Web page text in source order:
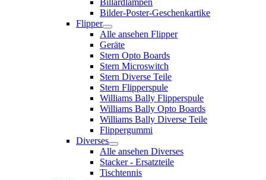
Billardlampen
Bilder-Poster-Geschenkartike
Flipper
Alle ansehen Flipper
Geräte
Stern Opto Boards
Stern Microswitch
Stern Diverse Teile
Stern Flipperspule
Williams Bally Flipperspule
Williams Bally Opto Boards
Williams Bally Diverse Teile
Flippergummi
Diverses
Alle ansehen Diverses
Stacker - Ersatzteile
Tischtennis